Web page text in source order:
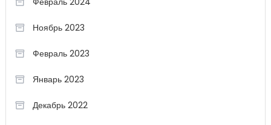
Ноябрь 2023
Февраль 2023
Январь 2023
Декабрь 2022